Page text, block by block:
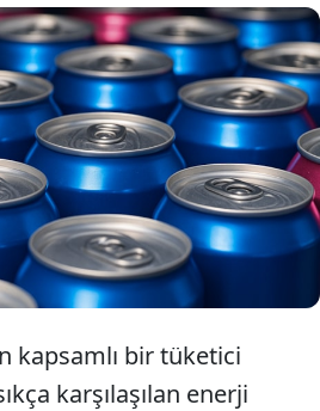
yapılan testlerde enerji
büyük bölümü sağlığa zararlı
düşük not aldı. 22
4’ü orta düzeyde kabul
tüketici güvenliği açısından
kapsamlı bir tüketici
karşılaşılan enerji